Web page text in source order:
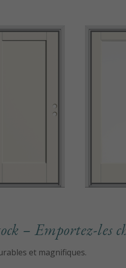
– Emportez-les
et magnifiques.